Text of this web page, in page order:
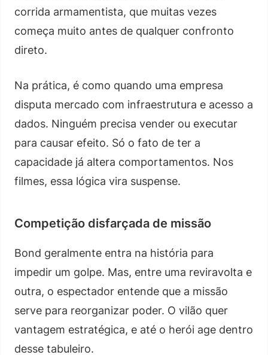
corrida armamentista, que muitas vezes
começa muito antes de qualquer confronto
direto.
Na prática, é como quando uma empresa
disputa mercado com infraestrutura e acesso a
dados. Ninguém precisa vender ou executar
para causar efeito. Só o fato de ter a
capacidade já altera comportamentos. Nos
filmes, essa lógica vira suspense.
Competição disfarçada de missão
Bond geralmente entra na história para
impedir um golpe. Mas, entre uma reviravolta e
outra, o espectador entende que a missão
serve para reorganizar poder. O vilão quer
vantagem estratégica, e até o herói age dentro
desse tabuleiro.